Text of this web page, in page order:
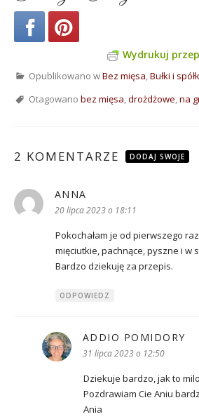
Wydrukuj
Opublikowano wBez mięsa,Bułki i
Otagowano bez mięsa,drożdżowe,na
2 KOMENTARZE DODAJ SWOJE
ANNA
20 lipca 2023 o 18:11
Pokochałam je od pierwszego
mięciutkie, pachnące, pyszne i w
Bardzo dziekuję za przepis.
ODPOWIEDZ
ADDIO POMIDORY
31 lipca 2023 o 12:50
Dziekuje bardzo, jak to
Pozdrawiam Cie Aniu
Ania